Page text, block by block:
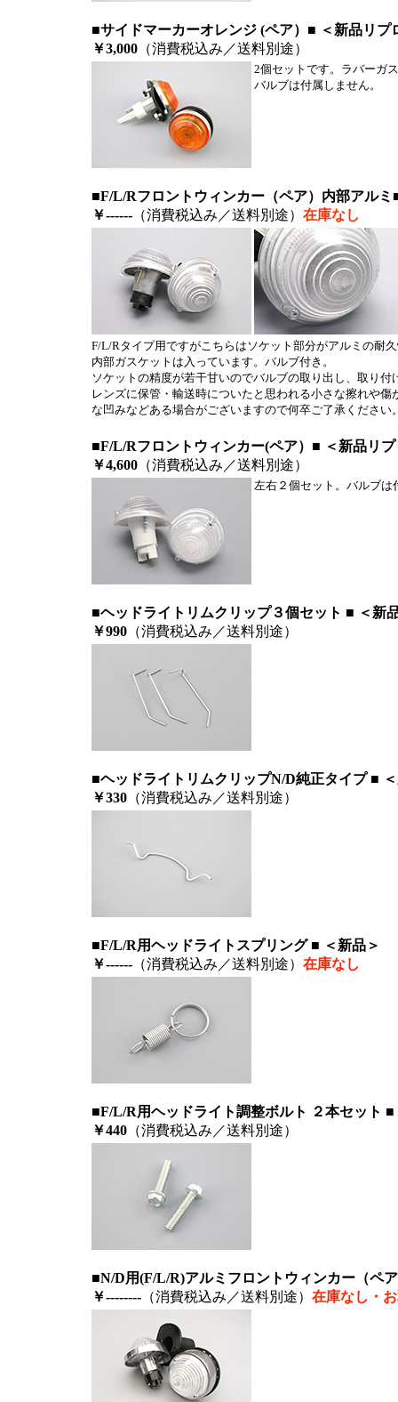
■サイドマーカーオレンジ (ペア）■ ＜新品リプ
￥3,000（消費税込み／送料別途）
2個セットです。ラバーガ
バルブは付属しません。
■F/L/Rフロントウィンカー（ペア）内部アルミ
￥------（消費税込み／送料別途） 在庫なし
F/L/Rタイプ用ですがこちらはソケット部分がアルミの耐
内部ガスケットは入っています。バルブ付き。
ソケットの精度が若干甘いのでバルブの取り出し、取り付
レンズに保管・輸送時についたと思われる小さな擦れや
な凹みなどある場合がございますので何卒ご了承ください
■F/L/Rフロントウィンカー(ペア）■ ＜新品リプ
￥4,600（消費税込み／送料別途）
左右２個セット。バルブは
■ヘッドライトリムクリップ３個セット ■ ＜新
￥990（消費税込み／送料別途）
■ヘッドライトリムクリップN/D純正タイプ ■
￥330（消費税込み／送料別途）
■F/L/R用ヘッドライトスプリング ■ ＜新品＞
￥------（消費税込み／送料別途） 在庫なし
■F/L/R用ヘッドライト調整ボルト ２本セット ■
￥440（消費税込み／送料別途）
■N/D用(F/L/R)アルミフロントウィンカー（ペ
￥--------（消費税込み／送料別途） 在庫なし・